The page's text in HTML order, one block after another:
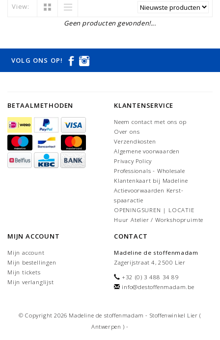
View:
Geen producten gevonden!...
VOLG ONS OP!
BETAALMETHODEN KLANTENSERVICE
Neem contact met ons op
Over ons
Verzendkosten
Algemene voorwaarden
Privacy Policy
Professionals - Wholesale
Klantenkaart bij Madeline
Actievoorwaarden Kerst-
spaaractie
OPENINGSUREN | LOCATIE
Huur Atelier / Workshopruimte
MIJN ACCOUNT
Mijn account
Mijn bestellingen
Mijn tickets
Mijn verlanglijst
CONTACT
Madeline de stoffenmadam
Zagerijstraat 4, 2500 Lier
+32 (0) 3 488 34 89
info@destoffenmadam.be
© Copyright 2026 Madeline de stoffenmadam - Stoffenwinkel Lier (
Antwerpen ) -